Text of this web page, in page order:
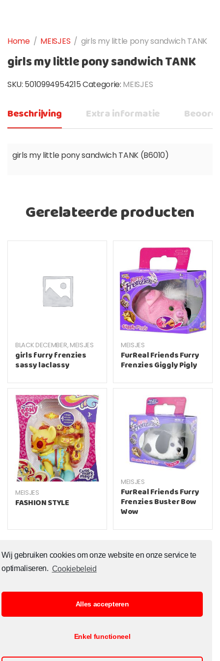
Wij gebruiken cookies om onze website en onze service te
optimaliseren. Cookiebeleid
Alles accepteren
Enkel functioneel
Home / MEISJES / girls my little pony sandwich TANK
girls my little pony sandwich TANK
SKU: 5010994954215Categorie: MEISJES
Beschrijving Extra informatie
girls my little pony sandwich TANK (B6010)
Gerelateerde producten
BLACK DECEMBER, MEISJES
girls furry frenzies
sassy laclassy
MEISJES
FurReal Friends Furry
Frenzies Giggly Pigly
MEISJES
FASHION STYLE
MEISJES
FurReal Friends Furry
Frenzies Buster Bow
Wow